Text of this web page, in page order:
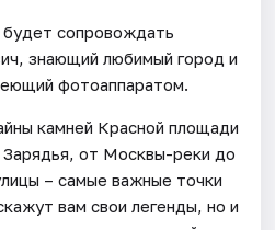
сопровождать
знающий любимый город и
фотоаппаратом.
камней Красной площади
от Москвы-реки до
– самые важные точки
вам свои легенды, но и